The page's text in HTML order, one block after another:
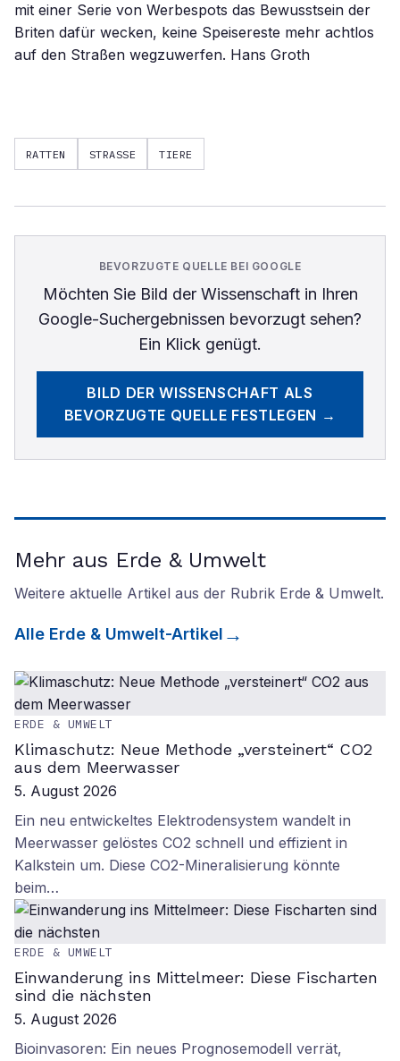
mit einer Serie von Werbespots das Bewusstsein der
Briten dafür wecken, keine Speisereste mehr achtlos
auf den Straßen wegzuwerfen. Hans Groth
RATTEN STRASSE TIERE
BEVORZUGTE QUELLE BEI GOOGLE
Möchten Sie Bild der Wissenschaftin Ihren
Google-Suchergebnissen bevorzugt sehen?
Ein Klick genügt.
BILD DER WISSENSCHAFT ALS
BEVORZUGTE QUELLE FESTLEGEN →
Mehr aus Erde & Umwelt
Weitere aktuelle Artikel aus der Rubrik Erde & Umwelt.
Alle Erde & Umwelt-Artikel
ERDE & UMWELT
Klimaschutz: Neue Methode „versteinert“ CO2
aus dem Meerwasser
5. August 2026
Ein neu entwickeltes Elektrodensystem wandelt in
Meerwasser gelöstes CO2 schnell und effizient in
Kalkstein um. Diese CO2-Mineralisierung könnte
beim…
ERDE & UMWELT
Einwanderung ins Mittelmeer: Diese Fischarten
sind die nächsten
5. August 2026
Bioinvasoren: Ein neues Prognosemodell verrät,